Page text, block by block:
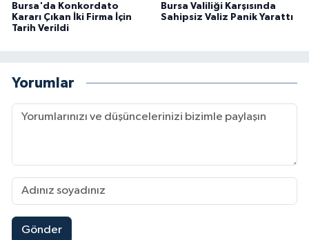
Bursa'da Konkordato
Kararı Çıkan İki Firma İçin
Tarih Verildi
Bursa Valiliği Karşısında
Sahipsiz Valiz Panik Yarattı
Yorumlar
Gönder